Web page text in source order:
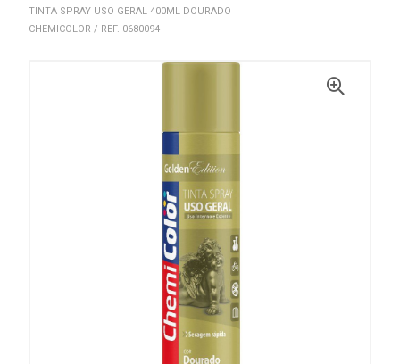
TINTA SPRAY USO GERAL 400ML DOURADO
CHEMICOLOR / REF. 0680094